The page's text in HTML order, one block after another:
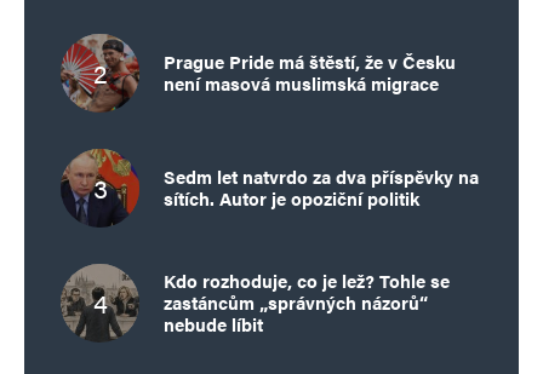
Jméno*
Prague Pride má štěstí, že v Česku
není masová muslimská migrace
Sedm let natvrdo za dva příspěvky na
sítích. Autor je opoziční politik
Kdo rozhoduje, co je lež? Tohle se
zastáncům „správných názorů“
nebude líbit